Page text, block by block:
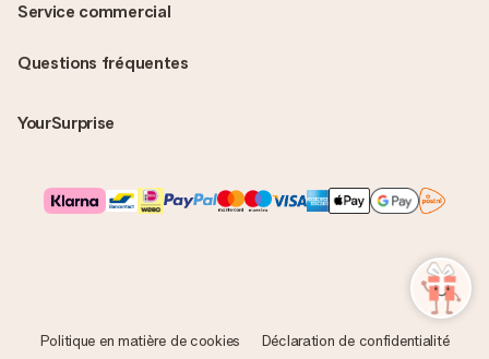
Questions fréquentes
YourSurprise
Service commercial
Politique en matière de cookies Déclaration de confidentialité